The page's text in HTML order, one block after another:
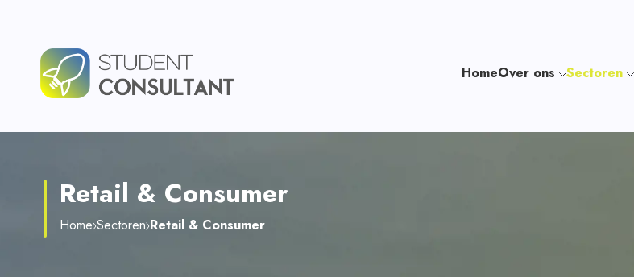
HomeOver ons Sectoren
Retail & Consumer
Home Sectoren Retail & Consumer